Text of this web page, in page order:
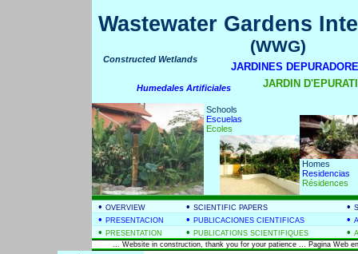
Wastewater Gardens
Constructed Wetlands
Humedales Artificiales
(WWG)
JARDINES
JARDIN
Schools
Escuelas
Ecoles
Homes
Residencias
Résidences
• OVERVIEW • SCIENTIFIC PAPERS •
• PRESENTACION • PUBLICACIONES CIENTIFICAS •
• PRESENTATION • PUBLICATIONS SCIENTIFIQUES •
... Website in construction, thank you for your patience ... Pagina Web